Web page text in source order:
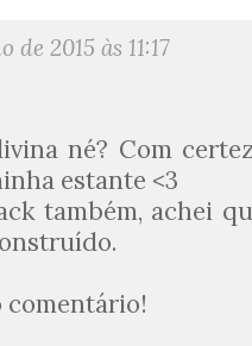
de 2015 às 11:17
né? Com
estante <3
também, achei
comentário!